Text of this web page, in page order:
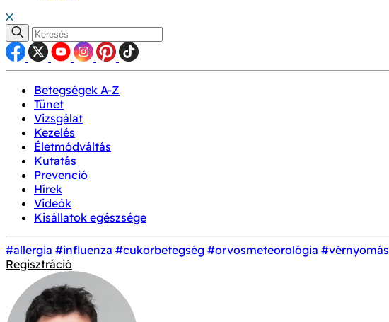
Betegségek A-Z
Tünet
Vizsgálat
Kezelés
Életmódváltás
Kutatás
Prevenció
Hírek
Videók
Kisállatok egészsége
#allergia #influenza #cukorbetegség #orvosmeteorológia #vérnyomás
Regisztráció